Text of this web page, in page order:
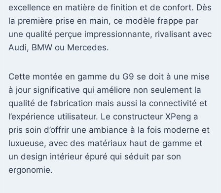
excellence en matière de finition et de confort. Dès
la première prise en main, ce modèle frappe par
une qualité perçue impressionnante, rivalisant avec
Audi, BMW ou Mercedes.
Cette montée en gamme du G9 se doit à une mise
à jour significative qui améliore non seulement la
qualité de fabrication mais aussi la connectivité et
l’expérience utilisateur. Le constructeur XPeng a
pris soin d’offrir une ambiance à la fois moderne et
luxueuse, avec des matériaux haut de gamme et
un design intérieur épuré qui séduit par son
ergonomie.